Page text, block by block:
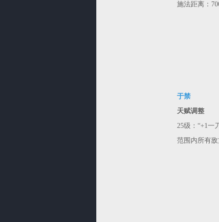
施法距离：
于禁
天赋调整
25级：“+1一
范围内所有